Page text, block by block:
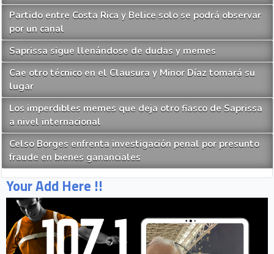
Partido entre Costa Rica y Belice solo se podrá observar
por un canal
Saprissa sigue llenándose de dudas y memes
Cae otro técnico en el Clausura y Minor Díaz tomará su
lugar
Los imperdibles memes que deja otro fiasco de Saprissa
a nivel internacional
Celso Borges enfrenta investigación penal por presunto
fraude en bienes gananciales
Your Add Here !!